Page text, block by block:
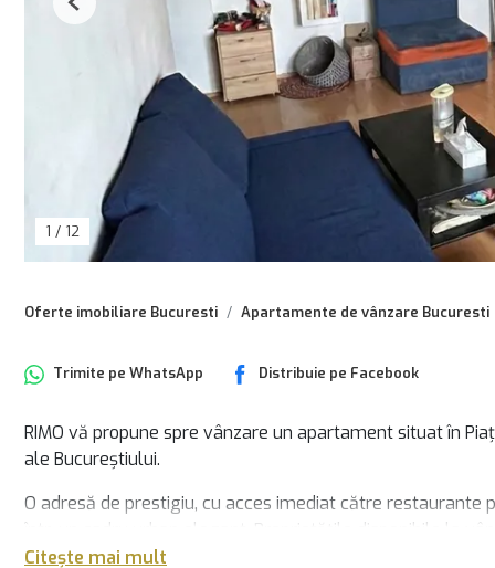
1 / 12
Previous
Oferte imobiliare Bucuresti Apartamente de vânzare Bucuresti
Trimite pe WhatsApp Distribuie pe Facebook
RIMO vă propune spre vânzare un apartament situat în
ale Bucureștiului.
O adresă de prestigiu, cu acces imediat către restaurante
într-un cadru urban elegant. Proprietățile disponibile la
această ofertă să reprezinte o oportunitate reală, atât
Citește mai mult